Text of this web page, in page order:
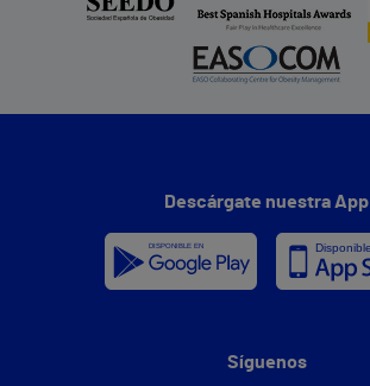
Descárgate nuestra App
Síguenos